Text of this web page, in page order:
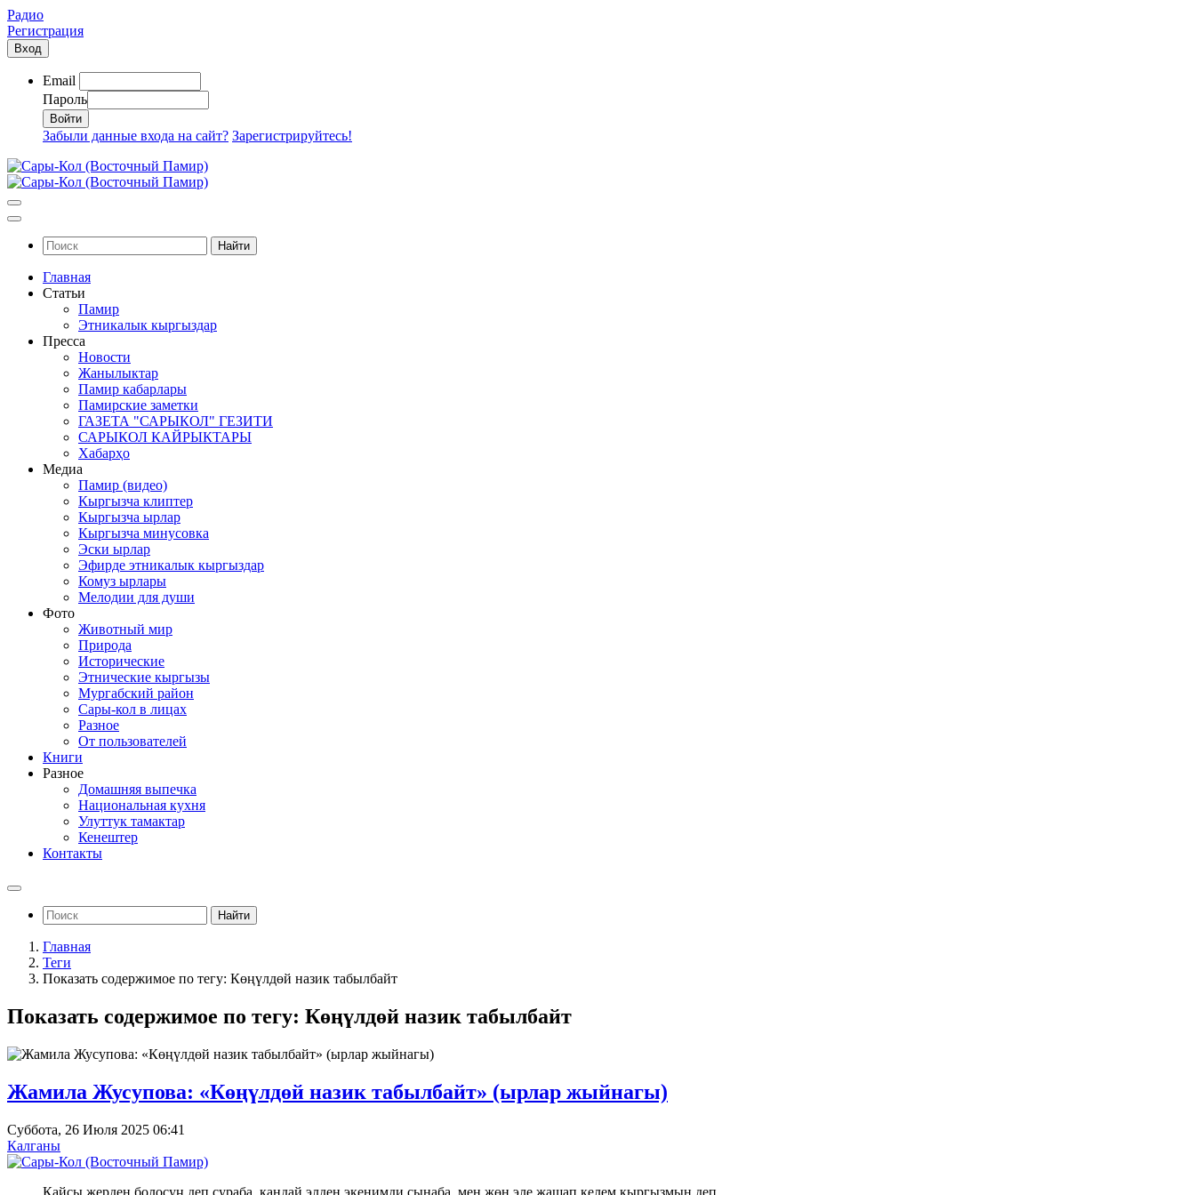
Радио
Регистрация
Вход
Email
Пароль
Забыли данные входа на сайт? Зарегистрируйтесь!
Найти
Главная
Статьи
Памир
Этникалык кыргыздар
Пресса
Новости
Жанылыктар
Памир кабарлары
Памирские заметки
ГАЗЕТА "САРЫКОЛ" ГЕЗИТИ
САРЫКОЛ КАЙРЫКТАРЫ
Хабарҳо
Медиа
Памир (видео)
Кыргызча клиптер
Кыргызча ырлар
Кыргызча минусовка
Эски ырлар
Эфирде этникалык кыргыздар
Комуз ырлары
Мелодии для души
Фото
Животный мир
Природа
Исторические
Этнические кыргызы
Мургабский район
Сары-кол в лицах
Разное
От пользователей
Книги
Разное
Домашняя выпечка
Национальная кухня
Улуттук тамактар
Кенештер
Контакты
Найти
Главная
Теги
Показать содержимое по тегу: Көңүлдөй назик табылбайт
Показать содержимое по тегу: Көңүлдөй назик табылбайт
Жамила Жусупова: «Көңүлдөй назик табылбайт» (ырлар жыйнагы)
Суббота, 26 Июля 2025 06:41
Калганы
Кайсы жерден болосуң деп сураба, кандай элден экенимди сынаба, мен жөн эле жашап келем кыргызмын деп...